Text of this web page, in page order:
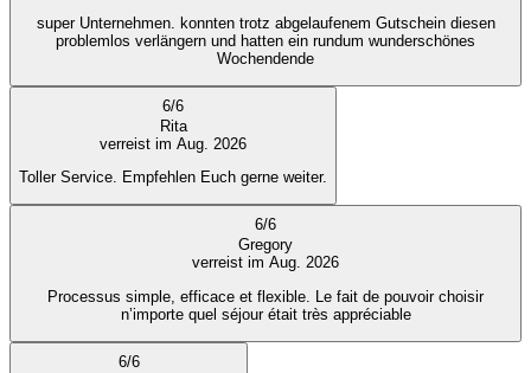
super Unternehmen. konnten trotz abgelaufenem Gutschein diesen
problemlos verlängern und hatten ein rundum wunderschönes
Wochendende
6/6
Rita
verreist im Aug. 2026
Toller Service. Empfehlen Euch gerne weiter.
6/6
Gregory
verreist im Aug. 2026
Processus simple, efficace et flexible. Le fait de pouvoir choisir
n’importe quel séjour était très appréciable
6/6